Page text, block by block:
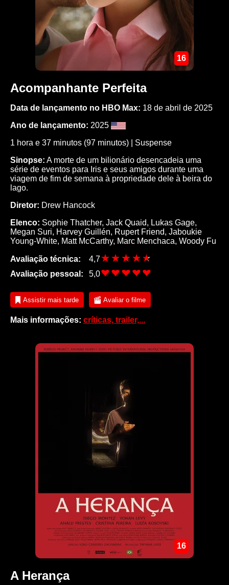
16
Acompanhante Perfeita
Data de lançamento no HBO Max: 18 de abril de 2025
Ano de lançamento: 2025
1 hora e 37 minutos (97 minutos) | Suspense
Sinopse: A morte de um bilionário desencadeia uma
série de eventos para Iris e seus amigos durante uma
viagem de fim de semana à propriedade dele à beira do
lago.
Diretor: Drew Hancock
Elenco: Sophie Thatcher, Jack Quaid, Lukas Gage,
Megan Suri, Harvey Guillén, Rupert Friend, Jaboukie
Young-White, Matt McCarthy, Marc Menchaca, Woody Fu
Avaliação técnica:
4,7
Avaliação pessoal:
5,0
Assistir mais tarde Avaliar o filme
Mais informações: críticas, trailer,...
16
A Herança